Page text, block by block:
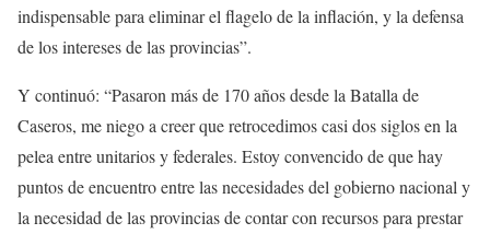
indispensable para eliminar el flagelo de la inflación, y la defensa
de los intereses de las provincias”.
Y continuó: “Pasaron más de 170 años desde la Batalla de
Caseros, me niego a creer que retrocedimos casi dos siglos en la
pelea entre unitarios y federales. Estoy convencido de que hay
puntos de encuentro entre las necesidades del gobierno nacional y
la necesidad de las provincias de contar con recursos para prestar